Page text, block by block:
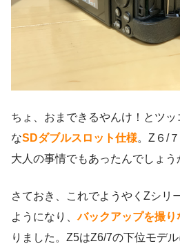
ちょ、おまできるやんけ！とツッ
なSDダブルスロット仕様。Z６/
大人の事情でもあったんでしょう
さておき、これでようやくZシリ
ようになり、バックアップを撮
りました。Z5はZ6/7の下位モデ